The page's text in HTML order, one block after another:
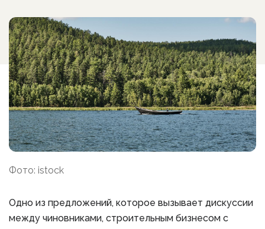
Фото: istock
Одно из предложений, которое вызывает дискуссии
между чиновниками, строительным бизнесом с